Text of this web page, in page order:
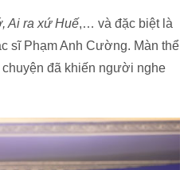
Ai ra xứ Huế,… và đặc biệt là
sĩ Phạm Anh Cường. Màn thể
đã khiến người nghe